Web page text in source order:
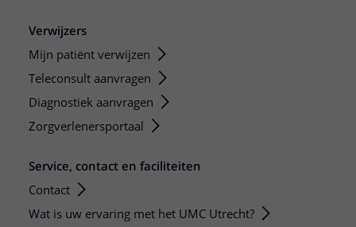
Verwijzers
Mijn patiënt verwijzen
Teleconsult aanvragen
Diagnostiek aanvragen
Zorgverlenersportaal
Service, contact en faciliteiten
Contact
Wat is uw ervaring met het UMC Utrecht?